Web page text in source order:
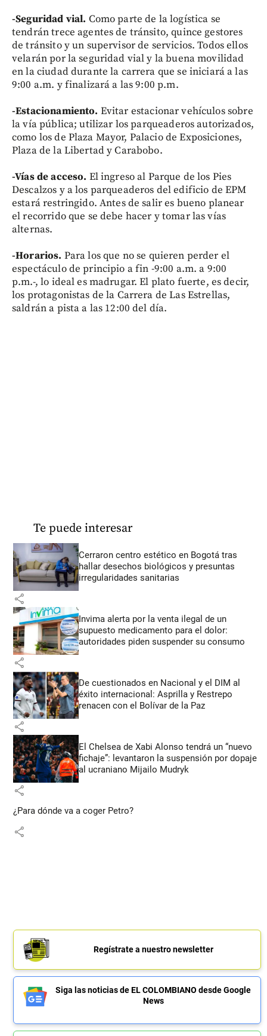
-Seguridad vial. Como parte de la logística se
tendrán trece agentes de tránsito, quince gestores
de tránsito y un supervisor de servicios. Todos ellos
velarán por la seguridad vial y la buena movilidad
en la ciudad durante la carrera que se iniciará a las
9:00 a.m. y finalizará a las 9:00 p.m.
-Estacionamiento. Evitar estacionar vehículos sobre
la vía pública; utilizar los parqueaderos autorizados,
como los de Plaza Mayor, Palacio de Exposiciones,
Plaza de la Libertad y Carabobo.
-Vías de acceso. El ingreso al Parque de los Pies
Descalzos y a los parqueaderos del edificio de EPM
estará restringido. Antes de salir es bueno planear
el recorrido que se debe hacer y tomar las vías
alternas.
-Horarios. Para los que no se quieren perder el
espectáculo de principio a fin -9:00 a.m. a 9:00
p.m.-, lo ideal es madrugar. El plato fuerte, es decir,
los protagonistas de la Carrera de Las Estrellas,
saldrán a pista a las 12:00 del día.
Te puede interesar
Cerraron centro estético en Bogotá tras
hallar desechos biológicos y presuntas
irregularidades sanitarias
share
Invima alerta por la venta ilegal de un
supuesto medicamento para el dolor:
autoridades piden suspender su consumo
share
De cuestionados en Nacional y el DIM al
éxito internacional: Asprilla y Restrepo
renacen con el Bolívar de la Paz
share
El Chelsea de Xabi Alonso tendrá un “nuevo
fichaje”: levantaron la suspensión por dopaje
al ucraniano Mijailo Mudryk
share
¿Para dónde va a coger Petro?
share
Regístrate a nuestro newsletter
Siga las noticias de EL COLOMBIANO desde Google
News